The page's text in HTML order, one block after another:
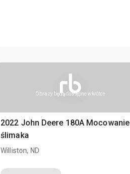
Obrazy będą dostępne wkrótce
2022 John Deere 180A Mocowanie
ślimaka
Williston, ND